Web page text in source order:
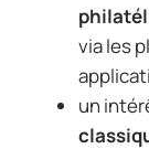
via les
un